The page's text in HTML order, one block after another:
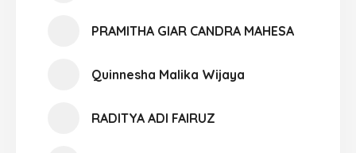
PRAMITHA GIAR CANDRA MAHESA
Quinnesha Malika Wijaya
RADITYA ADI FAIRUZ